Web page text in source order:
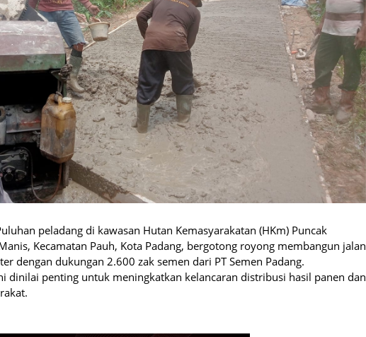
peladang di kawasan Hutan Kemasyarakatan (HKm) Puncak
Kecamatan Pauh, Kota Padang, bergotong royong membangun jalan
dengan dukungan 2.600 zak semen dari PT Semen Padang.
dinilai penting untuk meningkatkan kelancaran distribusi hasil panen dan